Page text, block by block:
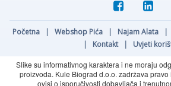
Početna | Webshop Pića | Najam Alata |
|
Kontakt |
Uvjeti
Slike su informativnog karaktera i ne moraju
proizvoda. Kule Biograd d.o.o. zadržava
ovisi o isporučivosti dobavljača i